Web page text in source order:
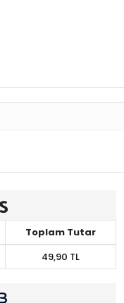
Toplam Tutar
49,90 TL